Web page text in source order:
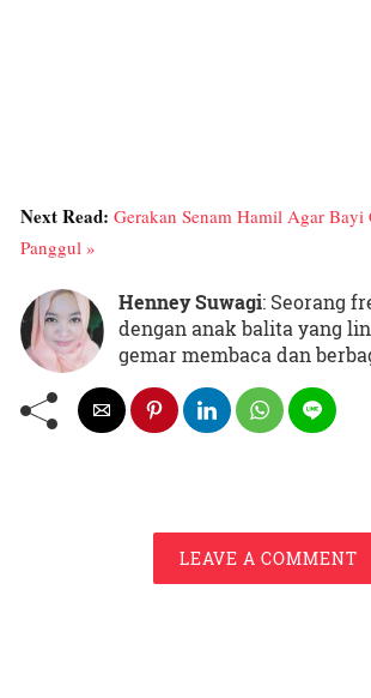
Next Read: Gerakan Senam Hamil Agar Bayi
Panggul »
Henney Suwagi: Seorang
dengan anak balita yang
gemar membaca dan
LEAVE A COMMENT